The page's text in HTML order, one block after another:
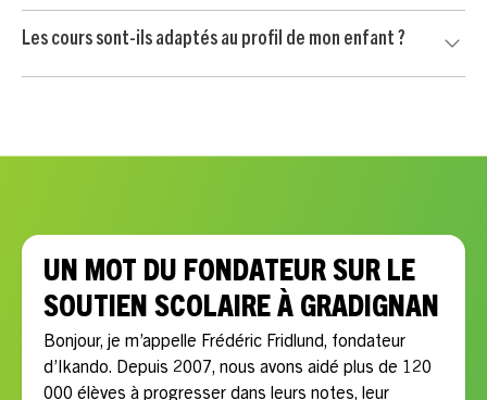
conditions applicables.
engagement. Vous continuez uniquement si le professeur
convient à votre enfant et si l’accompagnement vous
Les cours sont-ils adaptés au profil de mon enfant ?
UN MOT DU FONDATEUR SUR LE
SOUTIEN SCOLAIRE À GRADIGNAN
Bonjour, je m’appelle Frédéric Fridlund, fondateur
d’Ikando. Depuis 2007, nous avons aidé plus de 120
000 élèves à progresser dans leurs notes, leur